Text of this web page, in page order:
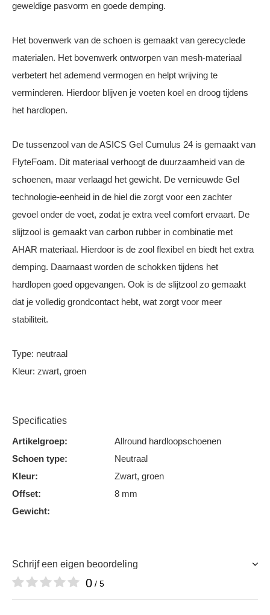
geweldige pasvorm en goede demping.
Het bovenwerk van de schoen is gemaakt van gerecyclede
materialen. Het bovenwerk ontworpen van mesh-materiaal
verbetert het ademend vermogen en helpt wrijving te
verminderen. Hierdoor blijven je voeten koel en droog tijdens
het hardlopen.
De tussenzool van de ASICS Gel Cumulus 24 is gemaakt van
FlyteFoam. Dit materiaal verhoogt de duurzaamheid van de
schoenen, maar verlaagd het gewicht. De vernieuwde Gel
technologie-eenheid in de hiel die zorgt voor een zachter
gevoel onder de voet, zodat je extra veel comfort ervaart. De
slijtzool is gemaakt van carbon rubber in combinatie met
AHAR materiaal. Hierdoor is de zool flexibel en biedt het extra
demping. Daarnaast worden de schokken tijdens het
hardlopen goed opgevangen. Ook is de slijtzool zo gemaakt
dat je volledig grondcontact hebt, wat zorgt voor meer
stabiliteit.
Type: neutraal
Kleur: zwart, groen
Specificaties
Artikelgroep:
Allround hardloopschoenen
Schoen type:
Neutraal
Kleur:
Zwart, groen
Offset:
8 mm
Gewicht:
Schrijf een eigen beoordeling
0 / 5